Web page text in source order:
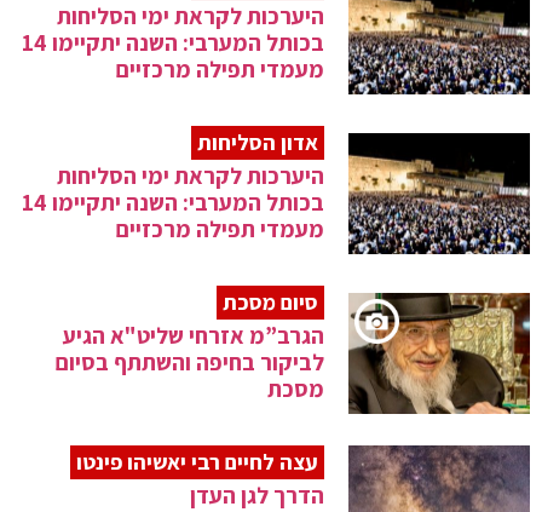
היערכות לקראת ימי הסליחות
בכותל המערבי: השנה יתקיימו 14
מעמדי תפילה מרכזיים
אדון הסליחות
היערכות לקראת ימי הסליחות
בכותל המערבי: השנה יתקיימו 14
מעמדי תפילה מרכזיים
סיום מסכת
הגרב”מ אזרחי שליט"א הגיע
לביקור בחיפה והשתתף בסיום
מסכת
עצה לחיים רבי יאשיהו פינטו
הדרך לגן העדן